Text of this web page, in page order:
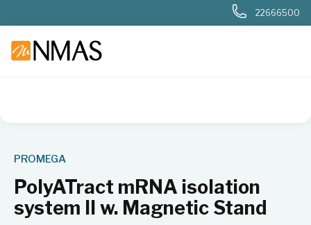
22666500
PROMEGA
PolyATract mRNA isolation
system II w. Magnetic Stand